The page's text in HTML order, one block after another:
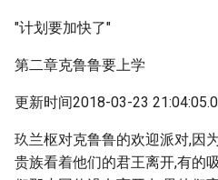
"计划要加快了"
第二章克鲁鲁要上学
更新时间2018-03-23
玖兰枢对克鲁鲁的欢迎派对,因
贵族看着他们的君王离开,有的